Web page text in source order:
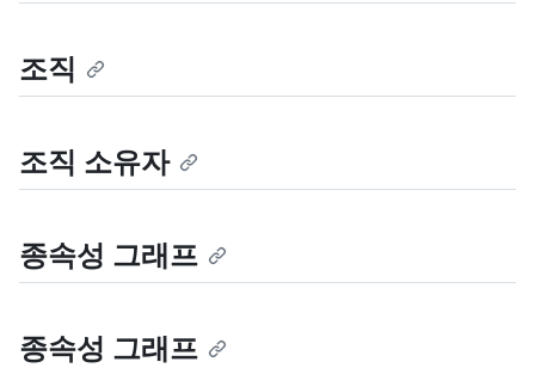
조직
조직 소유자
종속성 그래프
종속성 그래프